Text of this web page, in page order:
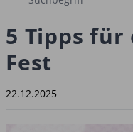
5 Tipps
Fest
22.12.2025